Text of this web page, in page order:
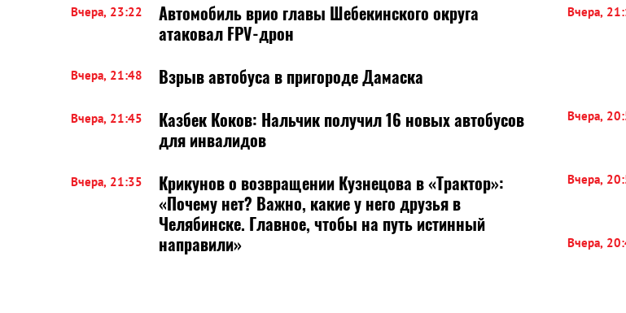
Вчера, 23:22
Автомобиль врио главы Шебекинского округа
атаковал FPV-дрон
Вчера, 21:48 Взрыв автобуса в пригороде Дамаска
Вчера, 21:45
Казбек Коков: Нальчик получил 16 новых автобусов
для инвалидов
Вчера, 21:35
Крикунов о возвращении Кузнецова в «Трактор»:
«Почему нет? Важно, какие у него друзья в
Челябинске. Главное, чтобы на путь истинный
направили»
Вчера,
Вчера,
Вчера,
Вчера,